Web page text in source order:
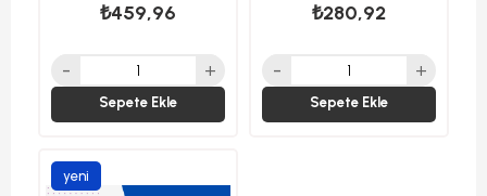
₺459,96
Sepete Ekle
₺280,92
Sepete Ekle
yeni